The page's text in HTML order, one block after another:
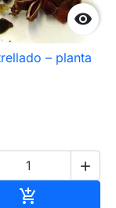

– planta

